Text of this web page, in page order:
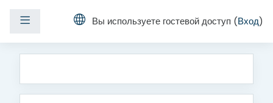
Боковая панельВы используете гостевой доступ (Вход)
Перейти к основному содержанию